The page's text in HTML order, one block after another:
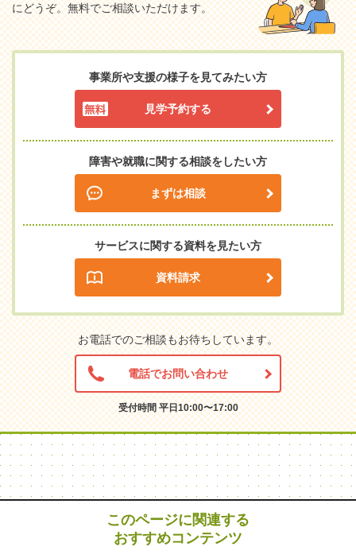
にどうぞ。無料でご相談いただけます。
事業所や支援の様子を見てみたい方
見学予約する
障害や就職に関する相談をしたい方
まずは相談
サービスに関する資料を見たい方
資料請求
お電話でのご相談もお待ちしています。
電話でお問い合わせ
受付時間 平日10:00〜17:00
このページに関連する
おすすめコンテンツ